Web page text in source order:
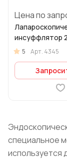
Цена по
инсуффлятор
5 Арт. 4345
специальное
используется